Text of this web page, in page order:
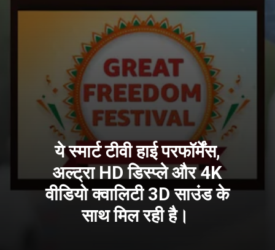
ये स्मार्ट टीवी हाई परफॉर्मेंस,
अल्ट्रा HD डिस्प्ले और 4K
वीडियो क्वालिटी 3D साउंड के
साथ मिल रही है।